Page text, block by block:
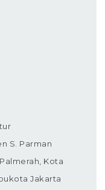
S. Parman
Kota
Jakarta